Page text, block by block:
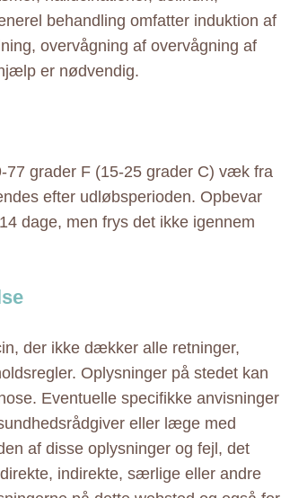
behandling omfatter induktion af
overvågning af overvågning af
er nødvendig.
77 grader F (15-25 grader C) væk fra
efter udløbsperioden. Opbevar
dage, men frys det ikke igennem
der ikke dækker alle retninger,
Oplysninger på stedet kan
Eventuelle specifikke anvisninger
eller læge med
af disse oplysninger og fejl, det
indirekte, særlige eller andre